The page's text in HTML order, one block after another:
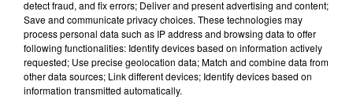
15 juillet 2026
BÉTHUNE: ENQUÊTE POUR HOMICIDE
VOLONTAIRE EN COURS, APRÈS LA...
detect fraud, and fix errors; Deliver and present advertising and content;
Save and communicate privacy choices. These technologies may
process personal data such as IP address and browsing data to offer
following functionalities: Identify devices based on information actively
requested; Use precise geolocation data; Match and combine data from
other data sources; Link different devices; Identify devices based on
information transmitted automatically.